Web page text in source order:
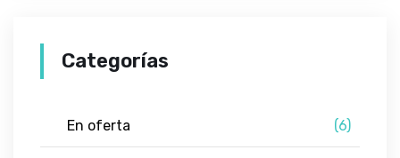
Categorías
En oferta (6)